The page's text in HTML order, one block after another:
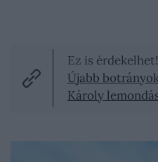
Ez is érdekelhet!
Újabb
Károly